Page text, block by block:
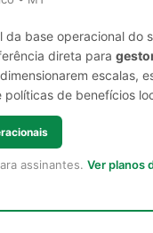
da base operacional do
direta para
dimensionarem escalas,
políticas de benefícios
assinantes. Ver planos